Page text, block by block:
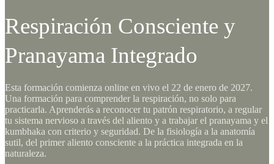
Respiración Consciente y
Pranayama Integrado
Esta formación comienza online en vivo el 22 de enero de 2027.
Una formación para comprender la respiración, no solo para
practicarla. Aprenderás a reconocer tu patrón respiratorio, a regular
tu sistema nervioso a través del aliento y a trabajar el pranayama y el
kumbhaka con criterio y seguridad. De la fisiología a la anatomía
sutil, del primer aliento consciente a la práctica integrada en la
naturaleza.